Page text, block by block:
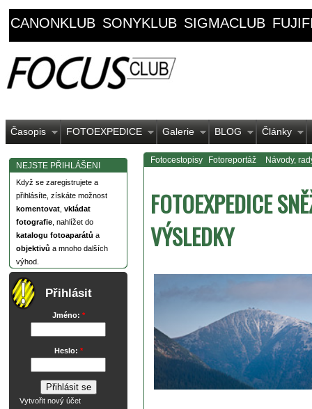
CANONKLUB SONYKLUB SIGMACLUB
Časopis FOTOEXPEDICE Galerie BLOG Články
NEJSTE PŘIHLÁŠENI
Když se zaregistrujete a
přihlásíte, získáte možnost
komentovat vkládat
fotografie , nahlížet do
katalogu fotoaparátů a
objektivů a mnoho dalších
výhod.
Přihlásit
Jméno: *
Heslo: *
Vytvořit nový účet
Fotocestopisy Fotoreportáž Návody,
FOTOEXPEDICE
VÝSLEDKY